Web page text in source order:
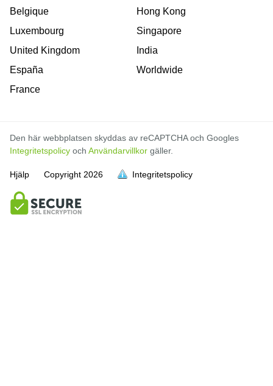
Belgique
Luxembourg
United Kingdom
España
France
Hong Kong
Singapore
India
Worldwide
Den här webbplatsen skyddas av reCAPTCHA och Googles
Integritetspolicy och Användarvillkor gäller.
Hjälp Copyright 2026 Integritetspolicy